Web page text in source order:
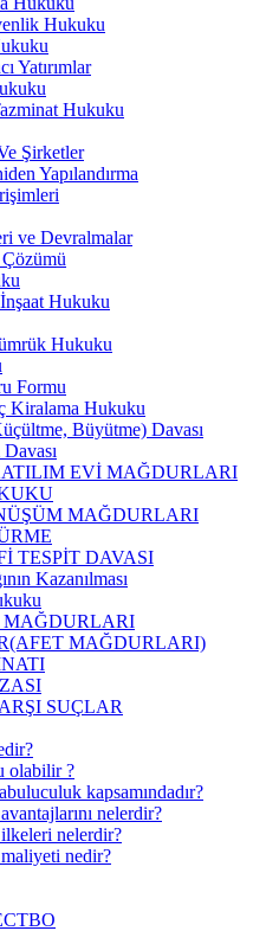
Hukuku
Yatırımlar
Hukuku
Şirketler
Yapılandırma
ve Devralmalar
Hukuku
Hukuku
Formu
Kiralama Hukuku
Büyütme) Davası
EVİ MAĞDURLARI
MAĞDURLARI
TESPİT DAVASI
Kazanılması
MAĞDURLARI
MAĞDURLARI)
SUÇLAR
olabilir ?
kapsamındadır?
nelerdir?
nelerdir?
nedir?